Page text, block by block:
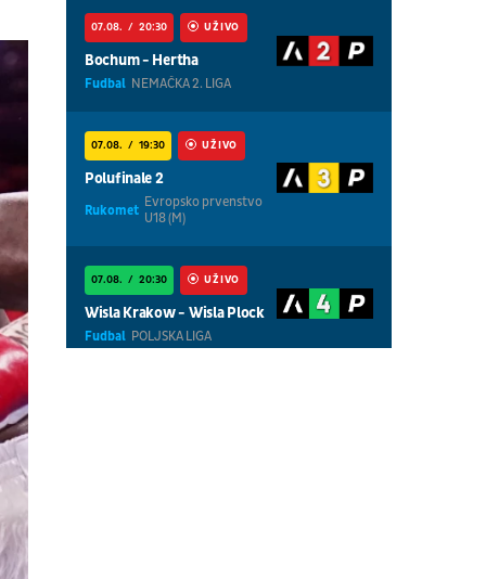
07.08. 20:30 UŽIVO
Bochum - Hertha
Fudbal NEMAČKA 2. LIGA
07.08. 19:30 UŽIVO
Polufinale 2
Rukomet Evropsko prvenstvo
U18 (M)
07.08. 20:30 UŽIVO
Wisla Krakow - Wisla Plock
Fudbal POLJSKA LIGA